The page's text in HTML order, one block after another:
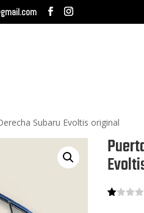
Subaru Evoltis original